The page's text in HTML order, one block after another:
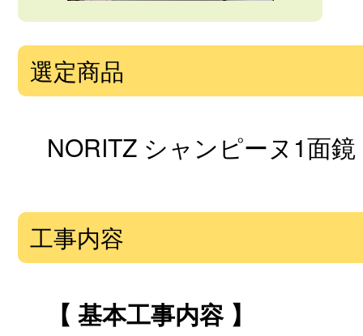
選定商品
NORITZ シャンピーヌ1面鏡
工事内容
【 基本工事内容 】